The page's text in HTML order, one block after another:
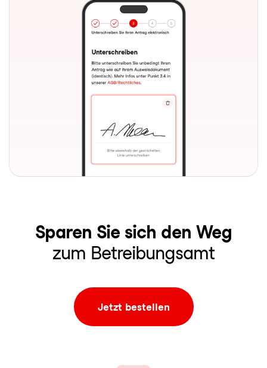
Sparen Sie sich den Weg
zum Betreibungsamt
Jetzt bestellen